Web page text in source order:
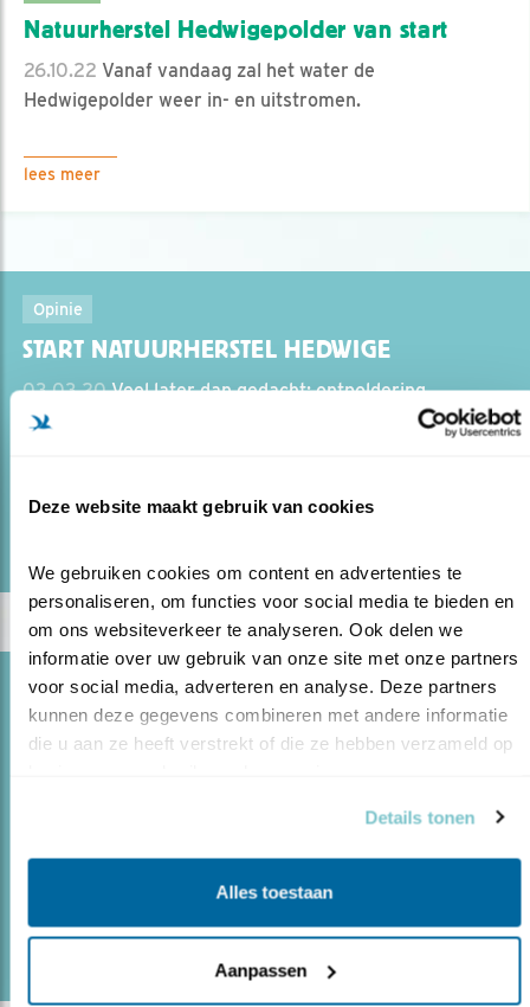
Deze website maakt gebruik van cookies
We gebruiken cookies om content en advertenties te
personaliseren, om functies voor social media te bieden en
om ons websiteverkeer te analyseren. Ook delen we
informatie over uw gebruik van onze site met onze partners
voor social media, adverteren en analyse. Deze partners
kunnen deze gegevens combineren met andere informatie
die u aan ze heeft verstrekt of die ze hebben verzameld op
Details tonen
Alles toestaan
Aanpassen
Natuurherstel Hedwigepolder van start
26.10.22 Vanaf vandaag zal het water de
Hedwigepolder weer in- en uitstromen.
lees meer
Opinie
START NATUURHERSTEL HEDWIGE
03.03.20Veel later dan gedacht: ontpoldering
Hedwige.
lees meer
Blog
GRASZANGERS KUNNEN NIET TEGEN
KOUDE
Door Gert Ottens